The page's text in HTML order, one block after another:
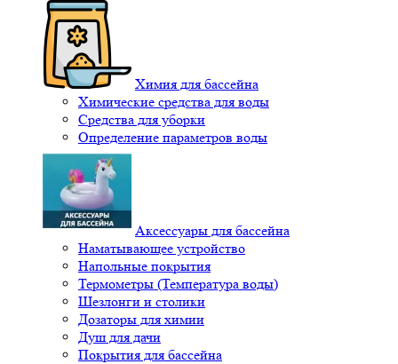
Химия для бассейна
Химические средства для воды
Средства для уборки
Определение параметров воды
Аксессуары для бассейна
Наматывающее устройство
Напольные покрытия
Термометры (Температура воды)
Шезлонги и столики
Дозаторы для химии
Душ для дачи
Покрытия для бассейна